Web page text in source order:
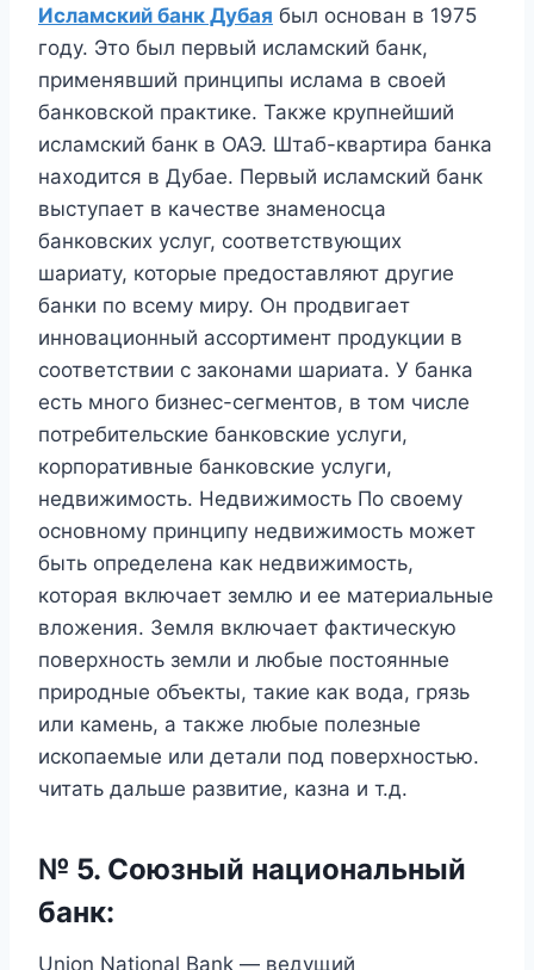
Исламский банк Дубая был основан в 1975
году. Это был первый исламский банк,
применявший принципы ислама в своей
банковской практике. Также крупнейший
исламский банк в ОАЭ. Штаб-квартира банка
находится в Дубае. Первый исламский банк
выступает в качестве знаменосца
банковских услуг, соответствующих
шариату, которые предоставляют другие
банки по всему миру. Он продвигает
инновационный ассортимент продукции в
соответствии с законами шариата. У банка
есть много бизнес-сегментов, в том числе
потребительские банковские услуги,
корпоративные банковские услуги,
недвижимость. Недвижимость По своему
основному принципу недвижимость может
быть определена как недвижимость,
которая включает землю и ее материальные
вложения. Земля включает фактическую
поверхность земли и любые постоянные
природные объекты, такие как вода, грязь
или камень, а также любые полезные
ископаемые или детали под поверхностью.
читать дальше развитие, казна и т.д.
№ 5. Союзный национальный
банк:
Union National Bank — ведущий